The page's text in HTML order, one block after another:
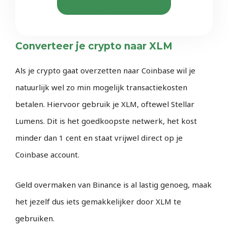
Converteer je crypto naar XLM
Als je crypto gaat overzetten naar Coinbase wil je
natuurlijk wel zo min mogelijk transactiekosten
betalen. Hiervoor gebruik je XLM, oftewel Stellar
Lumens. Dit is het goedkoopste netwerk, het kost
minder dan 1 cent en staat vrijwel direct op je
Coinbase account.
Geld overmaken van Binance is al lastig genoeg, maak
het jezelf dus iets gemakkelijker door XLM te
gebruiken.